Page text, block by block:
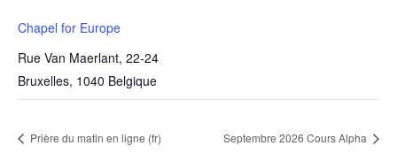
Chapel for Europe
Rue Van Maerlant, 22-24
Bruxelles, 1040 Belgique
Prière du matin en ligne (fr) Septembre 2026 Cours Alpha